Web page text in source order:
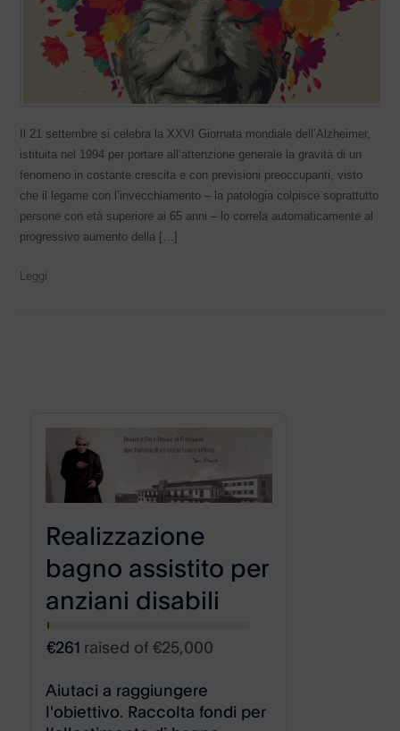
Il 21 settembre si celebra la XXVI Giornata mondiale dell’Alzheimer,
istituita nel 1994 per portare all’attenzione generale la gravità di un
fenomeno in costante crescita e con previsioni preoccupanti, visto
che il legame con l’invecchiamento – la patologia colpisce soprattutto
persone con età superiore ai 65 anni – lo correla automaticamente al
progressivo aumento della […]
Leggi